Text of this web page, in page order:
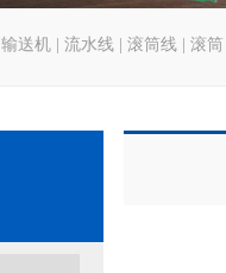
输送机 流水线 滚筒线 滚筒